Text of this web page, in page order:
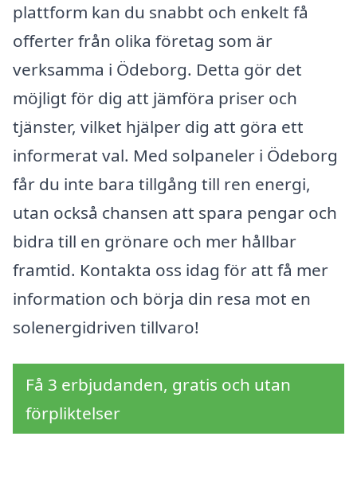
plattform kan du snabbt och enkelt få
offerter från olika företag som är
verksamma i Ödeborg. Detta gör det
möjligt för dig att jämföra priser och
tjänster, vilket hjälper dig att göra ett
informerat val. Med solpaneler i Ödeborg
får du inte bara tillgång till ren energi,
utan också chansen att spara pengar och
bidra till en grönare och mer hållbar
framtid. Kontakta oss idag för att få mer
information och börja din resa mot en
solenergidriven tillvaro!
Få 3 erbjudanden, gratis och utan
förpliktelser